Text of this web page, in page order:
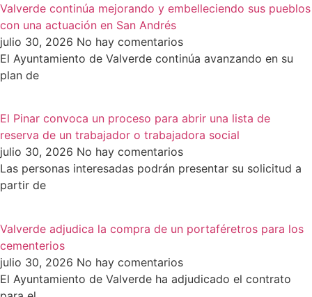
Valverde continúa mejorando y embelleciendo sus pueblos
con una actuación en San Andrés
julio 30, 2026 No hay comentarios
El Ayuntamiento de Valverde continúa avanzando en su
plan de
El Pinar convoca un proceso para abrir una lista de
reserva de un trabajador o trabajadora social
julio 30, 2026 No hay comentarios
Las personas interesadas podrán presentar su solicitud a
partir de
Valverde adjudica la compra de un portaféretros para los
cementerios
julio 30, 2026 No hay comentarios
El Ayuntamiento de Valverde ha adjudicado el contrato